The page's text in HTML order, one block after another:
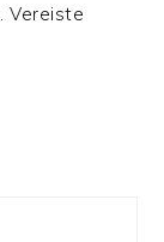
Vereiste